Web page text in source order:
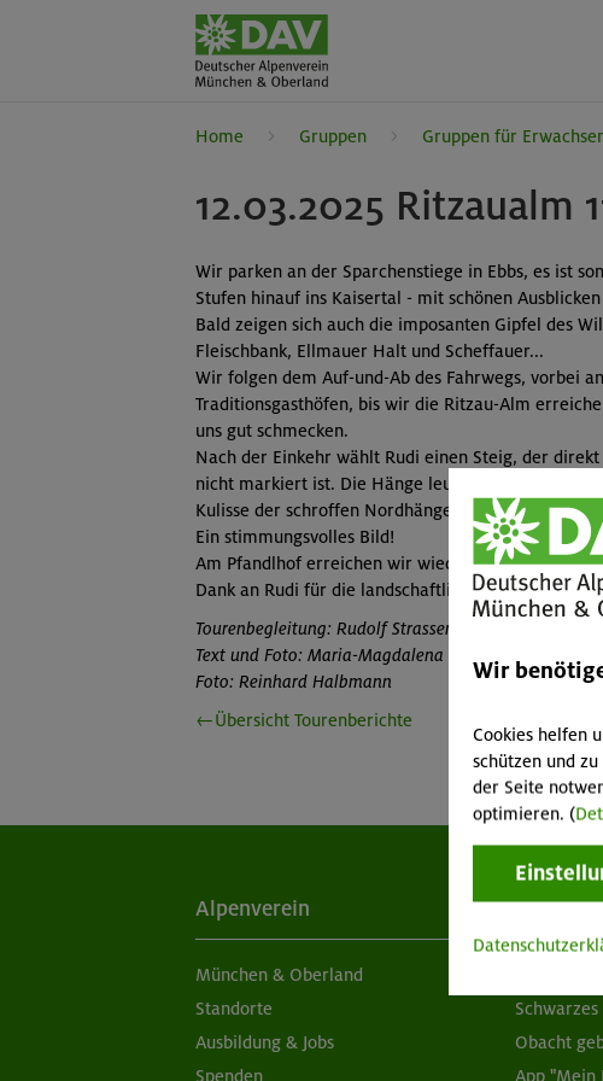
Home Gruppen Gruppen für
12.03.2025 Ritzaualm
Wir parken an der Sparchenstiege in Ebbs, es ist
Stufen hinauf ins Kaisertal - mit schönen
Bald zeigen sich auch die imposanten Gipfel des
Fleischbank, Ellmauer Halt und Scheffauer...
Wir folgen dem Auf-und-Ab des Fahrwegs, vorbei
Traditionsgasthöfen, bis wir die Ritzau-Alm
uns gut schmecken.
Nach der Einkehr wählt Rudi einen Steig, der
nicht markiert ist. Die Hänge leuchten violett,
Kulisse der schroffen Nordhänge des Wilden
Ein stimmungsvolles Bild!
Am Pfandlhof erreichen wir wieder den Normalweg
Dank an Rudi für die landschaftlich großartige
Tourenbegleitung: Rudolf Strasser
Text und Foto: Maria-Magdalena Stein
Foto: Reinhard Halbmann
←Übersicht Tourenberichte
Alpenverein
München & Oberland
Standorte
Ausbildung & Jobs
Spenden
Aktuelles
Obacht
App "Mein
Wir
Cookies helfen
schützen und
der Seite
optimieren. (